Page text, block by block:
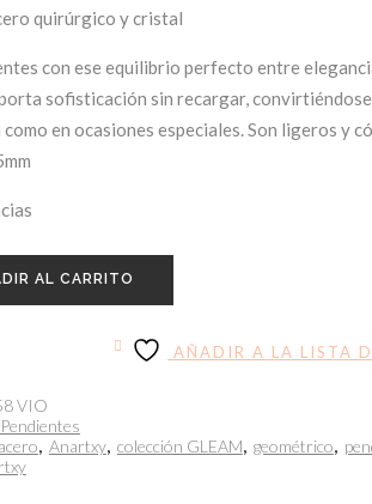
quirúrgico y cristal
con ese equilibrio perfecto entre
sofisticación sin recargar,
en ocasiones especiales. Son ligeros y
AL CARRITO
AÑADIR A LA LISTA
VIO
Pendientes
acero, Anartxy, colección GLEAM, geométrico,